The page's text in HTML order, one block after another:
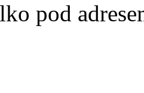
pod